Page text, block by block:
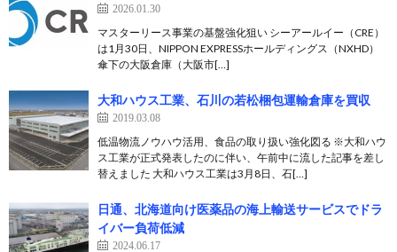
2026.01.30
マスターリース事業の基盤強化狙い シーアールイー（CRE）
は1月30日、NIPPON EXPRESSホールディングス（NXHD）
傘下の大阪倉庫（大阪市[…]
大和ハウス工業、石川の若松梱包運輸倉庫を買収
2019.03.08
低温物流ノウハウ活用、食品の取り扱い強化図る ※大和ハウ
ス工業が正式発表したのに伴い、午前中に流した記事を差し
替えました 大和ハウス工業は3月8日、石[…]
日通、北海道向け医薬品の海上輸送サービスでドラ
イバー負荷低減
2024.06.17